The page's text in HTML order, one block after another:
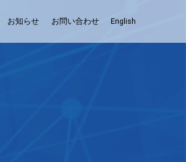
お知らせ お問い合わせ English